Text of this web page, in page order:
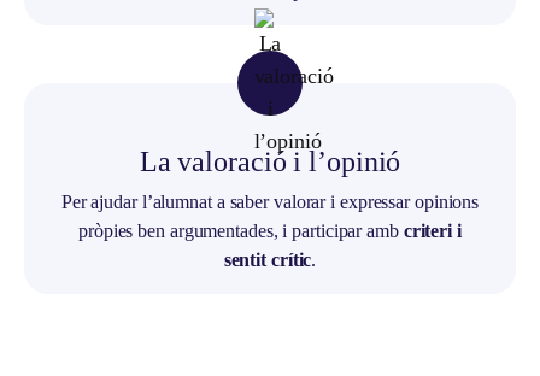
La valoració i l’opinió
Per ajudar l’alumnat a saber valorar i expressar opinions
pròpies ben argumentades, i participar amb criteri i
sentit crític.